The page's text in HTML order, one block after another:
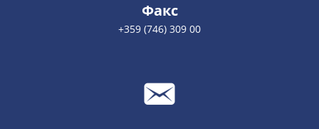
Факс
+359 (746) 309 00